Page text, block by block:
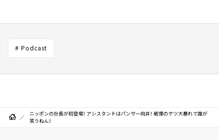
# Podcast
ニッポンの社長が初登場！ アシスタントはパンサー向井！ 戦慄のケツ大暴れで誰が
笑うねん！